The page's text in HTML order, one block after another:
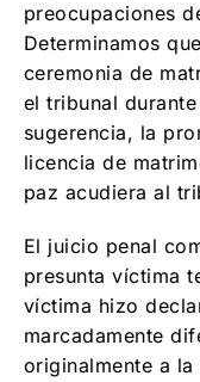
preocupaciones
Determinamos
ceremonia de
el tribunal
sugerencia, la
licencia de
paz acudiera al
El juicio penal
presunta víctima
víctima hizo
marcadamente
originalmente a